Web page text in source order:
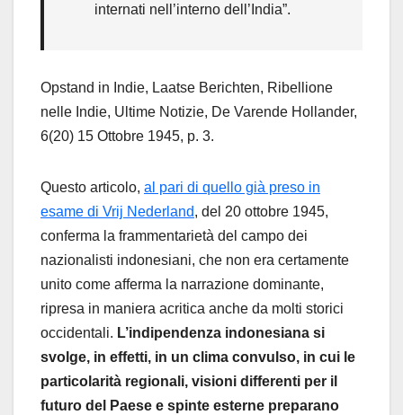
internati nell’interno dell’India”.
Opstand in Indie, Laatse Berichten, Ribellione
nelle Indie, Ultime Notizie, De Varende Hollander,
6(20) 15 Ottobre 1945, p. 3.
Questo articolo, al pari di quello già preso in
esame di Vrij Nederland, del 20 ottobre 1945,
conferma la frammentarietà del campo dei
nazionalisti indonesiani, che non era certamente
unito come afferma la narrazione dominante,
ripresa in maniera acritica anche da molti storici
occidentali. L’indipendenza indonesiana si
svolge, in effetti, in un clima convulso, in cui le
particolarità regionali, visioni differenti per il
futuro del Paese e spinte esterne preparano